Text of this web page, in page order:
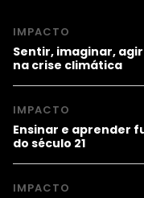
IMPACTO
Sentir, imaginar,
na crise climática
IMPACTO
Ensinar e aprender
do século 21
IMPACTO